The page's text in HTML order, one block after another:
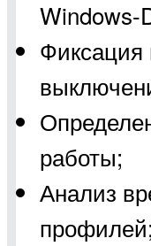
Windows-
Фиксация
работы;
Анализ